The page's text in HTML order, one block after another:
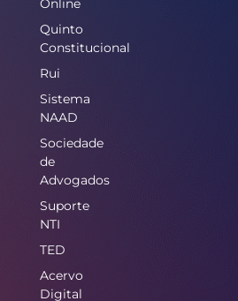
Online
Quinto
Constitucional
Rui
Sistema
NAAD
Sociedade
de
Advogados
Suporte
NTI
TED
Acervo
Digital